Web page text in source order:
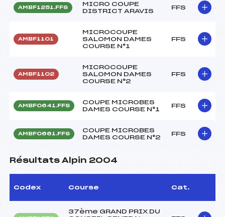
AMBF1251.FFS
MICRO COUPE
DISTRICT ARAVIS
FFS
AMBF1101
MICROCOUPE
SALOMON DAMES
COURSE N°1
FFS
AMBF1102
MICROCOUPE
SALOMON DAMES
COURSE N°2
FFS
AMBF0641.FFS
COUPE MICROBES
DAMES COURSE N°1
FFS
AMBF0661.FFS
COUPE MICROBES
DAMES COURSE N°2
FFS
Résultats Alpin 2004
Codex Course Cat.
37ème GRAND PRIX DU